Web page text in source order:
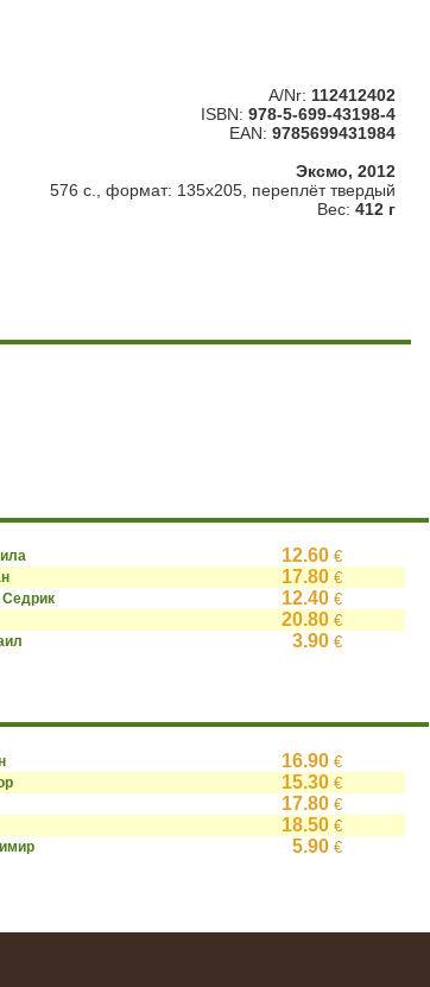
A/Nr: 112412402
ISBN: 978-5-699-43198-4
EAN: 9785699431984
Эксмо, 2012
576 с., формат: 135х205, переплёт твердый
Вес: 412 г
12.60€
17.80€
12.40€
20.80€
3.90€
16.90€
15.30€
17.80€
18.50€
5.90€